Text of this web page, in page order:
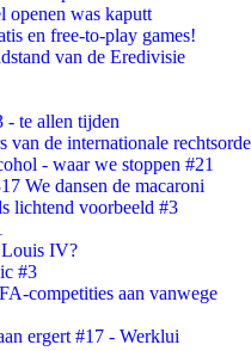
was kaputt
en free-to-play games!
van de Eredivisie
te allen tijden
de internationale rechtsorde
- waar we stoppen #21
We dansen de macaroni
lichtend voorbeeld #3
IV?
#3
competities aan vanwege
ergert #17 - Werklui